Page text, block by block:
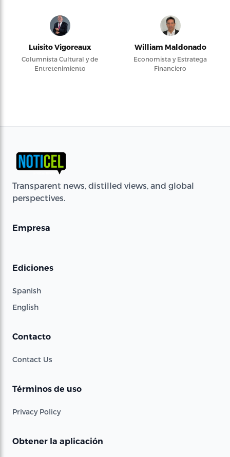
Luisito Vigoreaux
Columnista Cultural y de
Entretenimiento
William Maldonado
Economista y Estratega
Financiero
Transparent news, distilled views, and global
perspectives.
Empresa
Ediciones
Spanish
English
Contacto
Contact Us
Términos de uso
Privacy Policy
Obtener la aplicación